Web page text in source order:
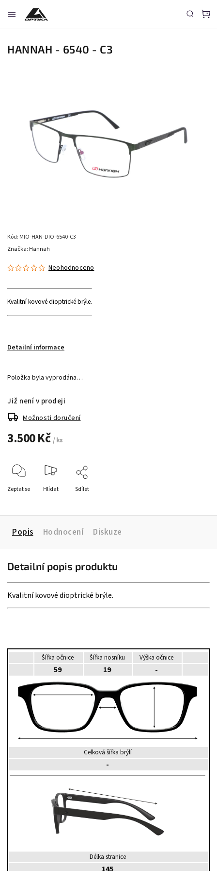
HANNAH - 6540 - C3
Kód: MIO-HAN-DIO-6540-C3
Neohodnoceno
Kvalitní kovové dioptrické brýle.
Detailní informace
Značka: Hannah
Položka byla vyprodána…
3.500 Kč / ks
Již není v prodeji
Možnosti doručení
Zeptat se Hlídat Sdílet
Popis Hodnocení Diskuze
Detailní popis produktu
Kvalitní kovové dioptrické brýle.
Šířka očnice Šířka nosníku Výška očnice
59 19 -
Celková šířka brýlí
-
Délka stranice
145